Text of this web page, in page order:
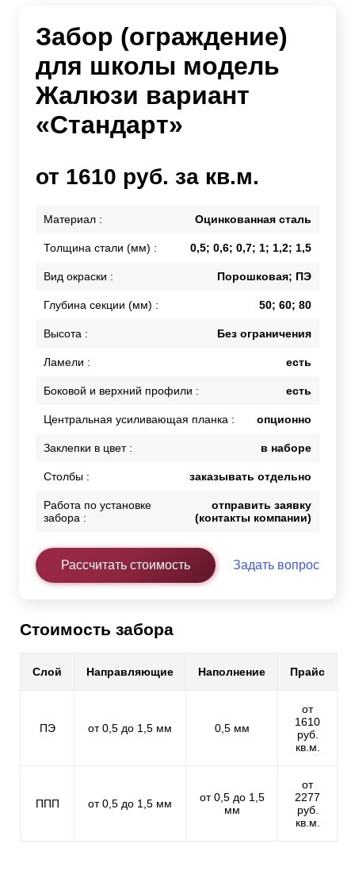
Забор (ограждение)
для школы модель
Жалюзи вариант
«Стандарт»
от 1610 руб. за кв.м.
Материал : Оцинкованная сталь
Толщина стали (мм) : 0,5; 0,6; 0,7; 1; 1,2; 1,5
Вид окраски : Порошковая; ПЭ
Глубина секции (мм) : 50; 60; 80
Высота : Без ограничения
Ламели : есть
Боковой и верхний профили : есть
Центральная усиливающая планка : опционно
Заклепки в цвет : в наборе
Столбы : заказывать отдельно
Работа по установке
забора :
отправить заявку
(контакты компании)
Рассчитать стоимость Задать вопрос
Стоимость забора
Слой Направляющие Наполнение Прайс
ПЭ от 0,5 до 1,5 мм 0,5 мм
от
1610
руб.
кв.м.
ППП от 0,5 до 1,5 мм
от 0,5 до 1,5
мм
от
2277
руб.
кв.м.